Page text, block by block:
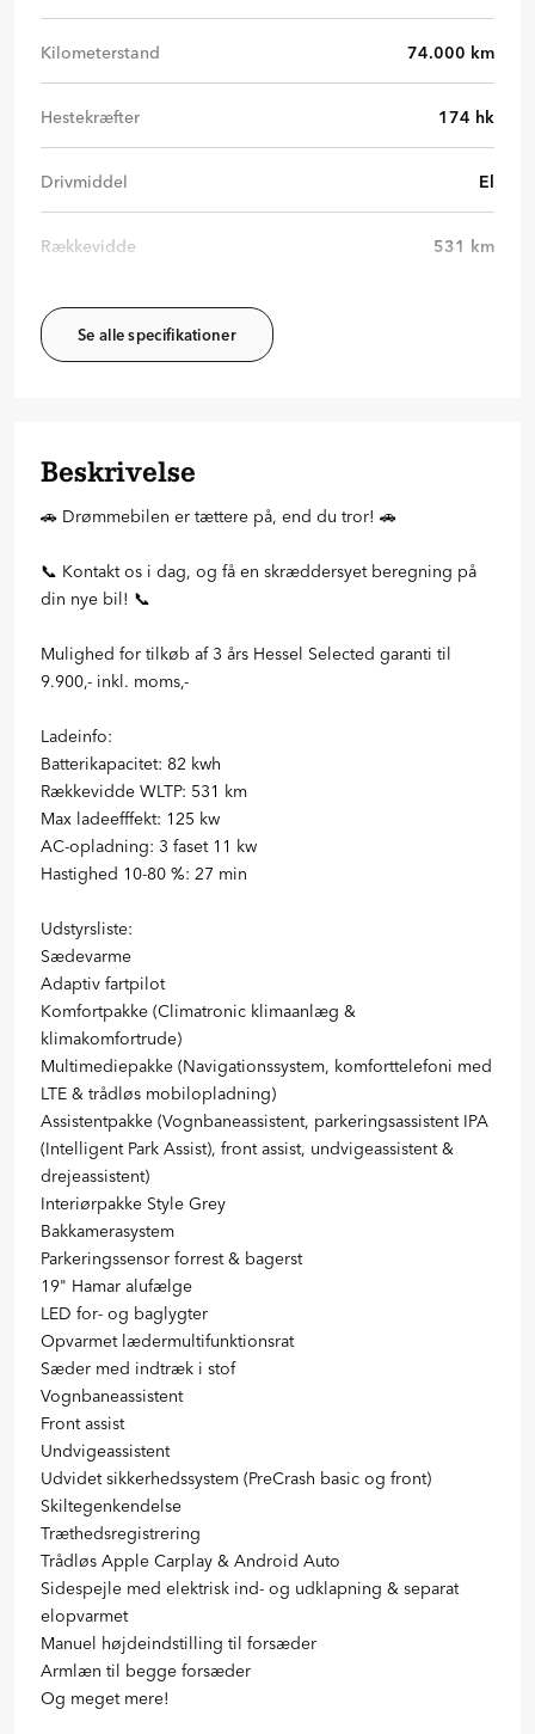
Kilometerstand 74.000 km
Hestekræfter 174 hk
Drivmiddel El
Rækkevidde 531 km
Se alle specifikationer
Beskrivelse
🚗 Drømmebilen er tættere på, end du tror! 🚗
📞 Kontakt os i dag, og få en skræddersyet beregning på
din nye bil! 📞
Mulighed for tilkøb af 3 års Hessel Selected garanti til
9.900,- inkl. moms,-
Ladeinfo:
Batterikapacitet: 82 kwh
Rækkevidde WLTP: 531 km
Max ladeefffekt: 125 kw
AC-opladning: 3 faset 11 kw
Hastighed 10-80 %: 27 min
Udstyrsliste:
Sædevarme
Adaptiv fartpilot
Komfortpakke (Climatronic klimaanlæg &
klimakomfortrude)
Multimediepakke (Navigationssystem, komforttelefoni med
LTE & trådløs mobilopladning)
Assistentpakke (Vognbaneassistent, parkeringsassistent IPA
(Intelligent Park Assist), front assist, undvigeassistent &
drejeassistent)
Interiørpakke Style Grey
Bakkamerasystem
Parkeringssensor forrest & bagerst
19" Hamar alufælge
LED for- og baglygter
Opvarmet lædermultifunktionsrat
Sæder med indtræk i stof
Vognbaneassistent
Front assist
Undvigeassistent
Udvidet sikkerhedssystem (PreCrash basic og front)
Skiltegenkendelse
Træthedsregistrering
Trådløs Apple Carplay & Android Auto
Sidespejle med elektrisk ind- og udklapning & separat
elopvarmet
Manuel højdeindstilling til forsæder
Armlæn til begge forsæder
Og meget mere!